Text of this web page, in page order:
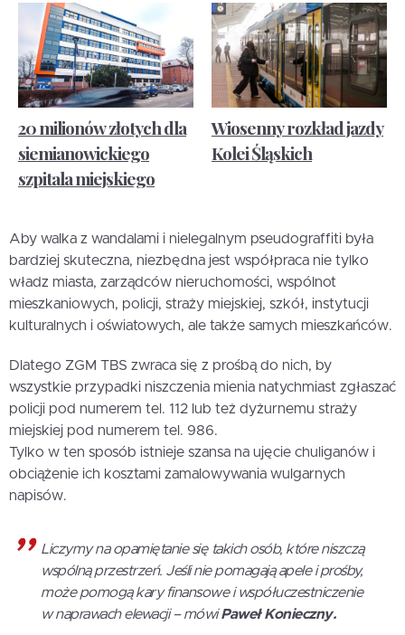
20 milionów złotych dla
siemianowickiego
szpitala miejskiego
Wiosenny rozkład jazdy
Kolei Śląskich
Aby walka z wandalami i nielegalnym pseudograffiti była
bardziej skuteczna, niezbędna jest współpraca nie tylko
władz miasta, zarządców nieruchomości, wspólnot
mieszkaniowych, policji, straży miejskiej, szkół, instytucji
kulturalnych i oświatowych, ale także samych mieszkańców.
Dlatego ZGM TBS zwraca się z prośbą do nich, by
wszystkie przypadki niszczenia mienia natychmiast zgłaszać
policji pod numerem tel. 112 lub też dyżurnemu straży
miejskiej pod numerem tel. 986.
Tylko w ten sposób istnieje szansa na ujęcie chuliganów i
obciążenie ich kosztami zamalowywania wulgarnych
napisów.
Liczymy na opamiętanie się takich osób, które niszczą
wspólną przestrzeń. Jeśli nie pomagają apele i prośby,
może pomogą kary finansowe i współuczestniczenie
w naprawach elewacji – mówiPaweł Konieczny.